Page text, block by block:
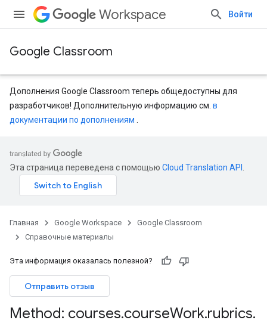
Workspace Войти
Google Classroom
Дополнения Google Classroom теперь общедоступны для
разработчиков! Дополнительную информацию см. в
документации по дополнениям
Эта страница переведена с помощью Cloud Translation API
Главная Google Workspace
Google Classroom
Справочные материалы
Эта информация оказалась полезной?
Отправить отзыв
Method: courses.courseWork.rubrics.